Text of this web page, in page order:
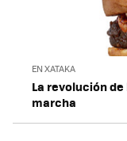
EN XATAKA
La revolución
marcha